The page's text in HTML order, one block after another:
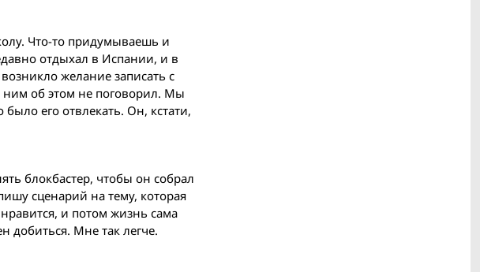
Что-то придумываешь и
отдыхал в Испании, и в
желание записать с
об этом не поговорил. Мы
его отвлекать. Он, кстати,
блокбастер, чтобы он собрал
сценарий на тему, которая
и потом жизнь сама
добиться. Мне так легче.